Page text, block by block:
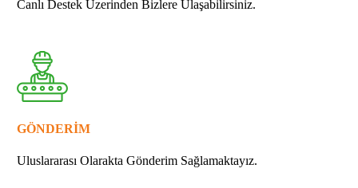
Canlı Destek Üzerinden Bizlere Ulaşabilirsiniz.
GÖNDERİM
Uluslararası Olarakta Gönderim Sağlamaktayız.